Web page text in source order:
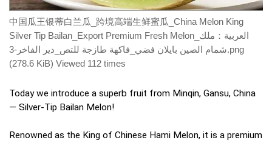
中国瓜王银蒂白兰瓜_跨境高端生鲜蜜瓜_China Melon King
Silver Tip Bailan_Export Premium Fresh Melon_العربية：ملك
شمام الصين بايلان فضي_فاكهة طازجة للتص_دير الفاخر-3.png
(278.6 KiB) Viewed 112 times
Today we introduce a superb fruit from Minqin, Gansu, China
— Silver-Tip Bailan Melon!
Renowned as the King of Chinese Hami Melon, it is a premium